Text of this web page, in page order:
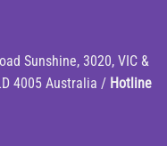
Sunshine, 3020, VIC &
4005 Australia / Hotline